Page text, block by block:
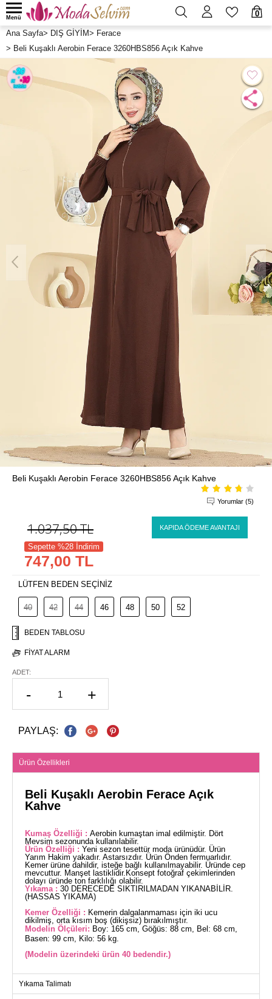
0
Menü
Ana Sayfa> DIŞ GİYİM> Ferace
> Beli Kuşaklı Aerobin Ferace 3260HBS856 Açık Kahve
Beli Kuşaklı Aerobin Ferace 3260HBS856 Açık Kahve
Yorumlar (5)
1.037,50TL KAPIDA ÖDEME AVANTAJI
Sepette %28 İndirim
747,00 TL
LÜTFEN BEDEN SEÇİNİZ
40 42 44 46 48 50 52
BEDEN TABLOSU
FIYAT ALARM
ADET:
- +
PAYLAŞ:
Ürün Özellikleri
Beli Kuşaklı Aerobin Ferace Açık
Kahve
Kumaş Özelliği : Aerobin kumaştan imal edilmiştir. Dört
Mevsim sezonunda kullanılabilir.
Ürün Özelliği : Yeni sezon tesettür moda ürünüdür. Ürün
Yarım Hakim yakadır. Astarsızdır. Ürün Önden fermuarlıdır.
Kemer ürüne dahildir, isteğe bağlı kullanılmayabilir. Üründe cep
mevcuttur. Manşet lastiklidir.Konsept fotoğraf çekimlerinden
dolayı üründe ton farklılığı olabilir.
Yıkama : 30 DERECEDE SIKTIRILMADAN YIKANABİLİR.
(HASSAS YIKAMA)
Kemer Özelliği : Kemerin dalgalanmaması için iki ucu
dikilmiş, orta kısım boş (dikişsiz) bırakılmıştır.
Modelin Ölçüleri: Boy: 165 cm, Göğüs: 88 cm, Bel: 68 cm,
Basen: 99 cm, Kilo: 56 kg.
(Modelin üzerindeki ürün 40 bedendir.)
edebileceğiniz şık bir tesettür giysisidir. Aerobin kumaşı
Yıkama Talimatı